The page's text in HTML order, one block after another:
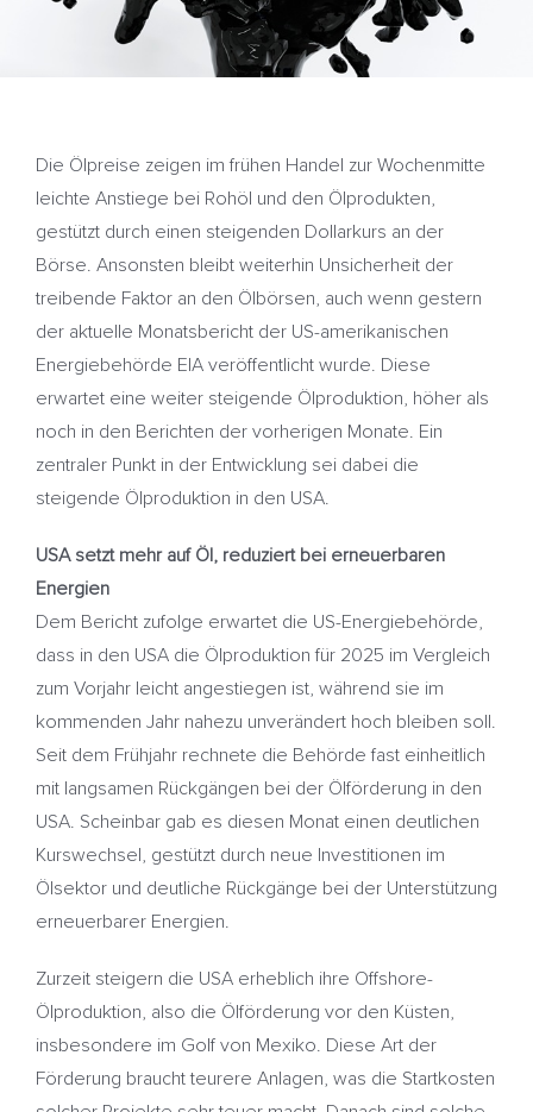
Die Ölpreise zeigen im frühen Handel zur Wochenmitte
leichte Anstiege bei Rohöl und den Ölprodukten,
gestützt durch einen steigenden Dollarkurs an der
Börse. Ansonsten bleibt weiterhin Unsicherheit der
treibende Faktor an den Ölbörsen, auch wenn gestern
der aktuelle Monatsbericht der US-amerikanischen
Energiebehörde EIA veröffentlicht wurde. Diese
erwartet eine weiter steigende Ölproduktion, höher als
noch in den Berichten der vorherigen Monate. Ein
zentraler Punkt in der Entwicklung sei dabei die
steigende Ölproduktion in den USA.
USA setzt mehr auf Öl, reduziert bei erneuerbaren
Energien
Dem Bericht zufolge erwartet die US-Energiebehörde,
dass in den USA die Ölproduktion für 2025 im Vergleich
zum Vorjahr leicht angestiegen ist, während sie im
kommenden Jahr nahezu unverändert hoch bleiben soll.
Seit dem Frühjahr rechnete die Behörde fast einheitlich
mit langsamen Rückgängen bei der Ölförderung in den
USA. Scheinbar gab es diesen Monat einen deutlichen
Kurswechsel, gestützt durch neue Investitionen im
Ölsektor und deutliche Rückgänge bei der Unterstützung
erneuerbarer Energien.
Zurzeit steigern die USA erheblich ihre Offshore-
Ölproduktion, also die Ölförderung vor den Küsten,
insbesondere im Golf von Mexiko. Diese Art der
Förderung braucht teurere Anlagen, was die Startkosten